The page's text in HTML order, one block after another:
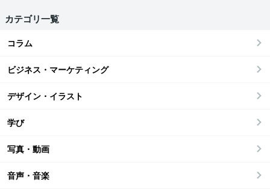
カテゴリ一覧
コラム
ビジネス・マーケティング
デザイン・イラスト
学び
写真・動画
音声・音楽